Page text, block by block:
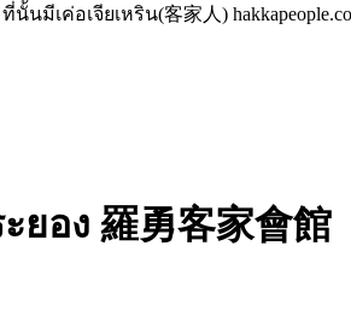
เค่อเจียเหริน(客家人)
ยอง 羅勇客家會館